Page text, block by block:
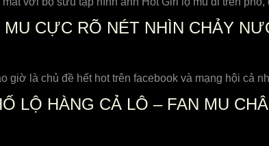
CỰC RÕ NÉT NHÌN CHẢY
giờ là chủ đề hết hot trên facebook và mạng hội cả
LỘ HÀNG CẢ LÔ – FAN MU